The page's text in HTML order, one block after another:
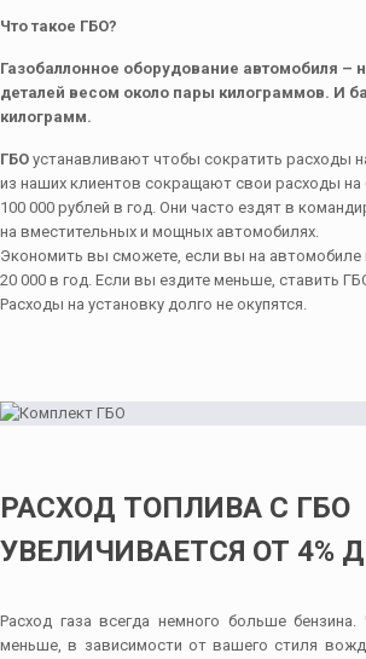
Что такое ГБО?
Газобаллонное оборудование автомобиля –
деталей весом около пары килограммов. И
килограмм.
ГБО устанавливают чтобы сократить расходы
из наших клиентов сокращают свои расходы на
100 000 рублей в год. Они часто ездят в
на вместительных и мощных автомобилях.
Экономить вы сможете, если вы на автомобиле
20 000 в год. Если вы ездите меньше, ставить
Расходы на установку долго не окупятся.
РАСХОД ТОПЛИВА С ГБО
УВЕЛИЧИВАЕТСЯ ОТ 4%
Расход газа всегда немного больше
меньше, в зависимости от вашего стиля